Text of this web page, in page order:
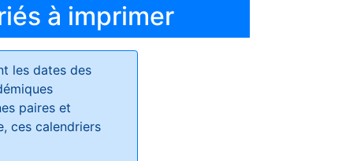
à imprimer
les dates des
paires et
ces calendriers